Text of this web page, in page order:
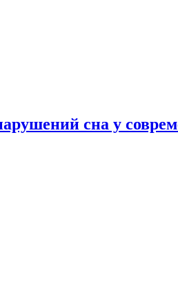
сна у